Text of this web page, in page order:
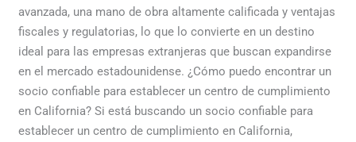
avanzada, una mano de obra altamente calificada y ventajas
fiscales y regulatorias, lo que lo convierte en un destino
ideal para las empresas extranjeras que buscan expandirse
en el mercado estadounidense. ¿Cómo puedo encontrar un
socio confiable para establecer un centro de cumplimiento
en California? Si está buscando un socio confiable para
establecer un centro de cumplimiento en California,